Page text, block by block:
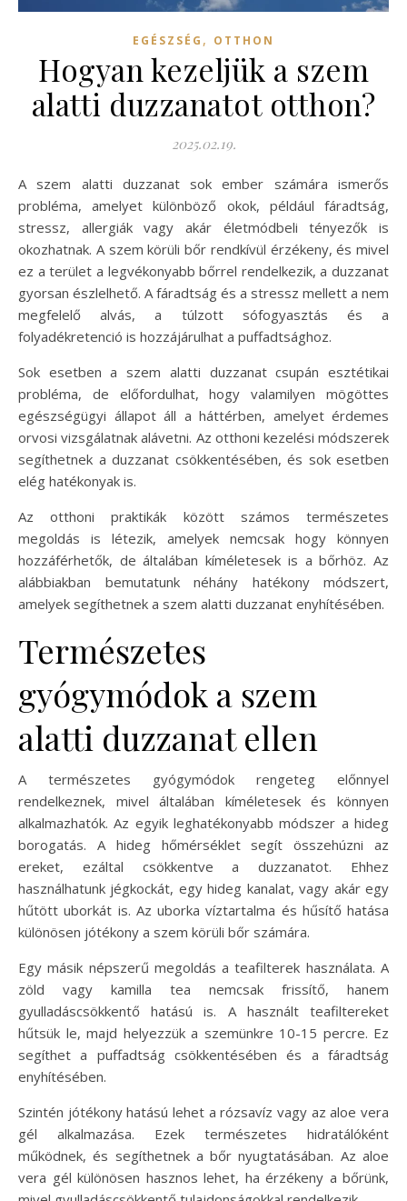
EGÉSZSÉG , OTTHON
Hogyan kezeljük a szem
alatti duzzanatot otthon?
2025.02.19.
A szem alatti duzzanat sok ember számára ismerős
probléma, amelyet különböző okok, például fáradtság,
stressz, allergiák vagy akár életmódbeli tényezők is
okozhatnak. A szem körüli bőr rendkívül érzékeny, és mivel
ez a terület a legvékonyabb bőrrel rendelkezik, a duzzanat
gyorsan észlelhető. A fáradtság és a stressz mellett a nem
megfelelő alvás, a túlzott sófogyasztás és a
folyadékretenció is hozzájárulhat a puffadtsághoz.
Sok esetben a szem alatti duzzanat csupán esztétikai
probléma, de előfordulhat, hogy valamilyen mögöttes
egészségügyi állapot áll a háttérben, amelyet érdemes
orvosi vizsgálatnak alávetni. Az otthoni kezelési módszerek
segíthetnek a duzzanat csökkentésében, és sok esetben
elég hatékonyak is.
Az otthoni praktikák között számos természetes
megoldás is létezik, amelyek nemcsak hogy könnyen
hozzáférhetők, de általában kíméletesek is a bőrhöz. Az
alábbiakban bemutatunk néhány hatékony módszert,
amelyek segíthetnek a szem alatti duzzanat enyhítésében.
Természetes
gyógymódok a szem
alatti duzzanat ellen
A természetes gyógymódok rengeteg előnnyel
rendelkeznek, mivel általában kíméletesek és könnyen
alkalmazhatók. Az egyik leghatékonyabb módszer a hideg
borogatás. A hideg hőmérséklet segít összehúzni az
ereket, ezáltal csökkentve a duzzanatot. Ehhez
használhatunk jégkockát, egy hideg kanalat, vagy akár egy
hűtött uborkát is. Az uborka víztartalma és hűsítő hatása
különösen jótékony a szem körüli bőr számára.
Egy másik népszerű megoldás a teafilterek használata. A
zöld vagy kamilla tea nemcsak frissítő, hanem
gyulladáscsökkentő hatású is. A használt teafiltereket
hűtsük le, majd helyezzük a szemünkre 10-15 percre. Ez
segíthet a puffadtság csökkentésében és a fáradtság
enyhítésében.
Szintén jótékony hatású lehet a rózsavíz vagy az aloe vera
gél alkalmazása. Ezek természetes hidratálóként
működnek, és segíthetnek a bőr nyugtatásában. Az aloe
vera gél különösen hasznos lehet, ha érzékeny a bőrünk,